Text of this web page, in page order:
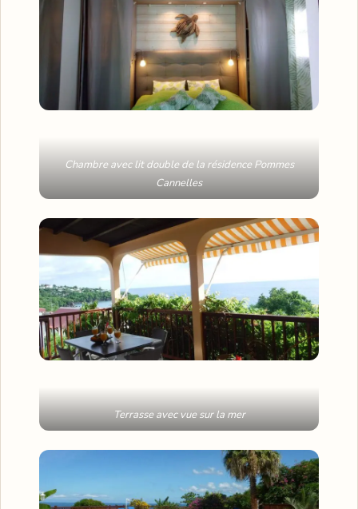
Chambre avec lit double de la résidence Pommes
Cannelles
Terrasse avec vue sur la mer